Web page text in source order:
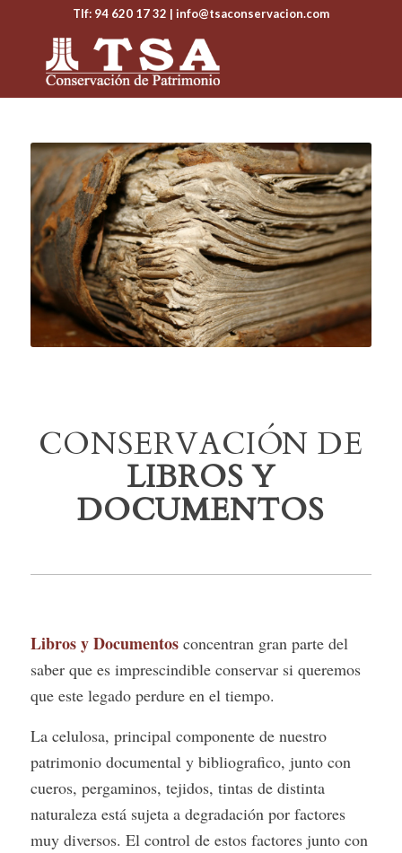
Tlf: 94 620 17 32 | info@tsaconservacion.com
CONSERVACIÓN DE
LIBROS Y
DOCUMENTOS
Libros y Documentosconcentran gran parte del
saber que es imprescindible conservar si queremos
que este legado perdure en el tiempo.
La celulosa, principal componente de nuestro
patrimonio documental y bibliografico, junto con
cueros, pergaminos, tejidos, tintas de distinta
naturaleza está sujeta a degradación por factores
muy diversos. El control de estos factores junto con